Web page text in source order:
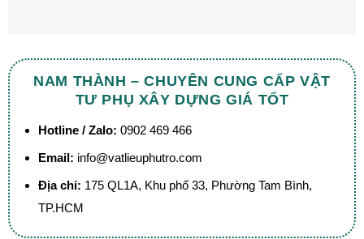
NAM THÀNH – CHUYÊN CUNG CẤP VẬT
TƯ PHỤ XÂY DỰNG GIÁ TỐT
Hotline / Zalo: 0902 469 466
Email: info@vatlieuphutro.com
Địa chỉ: 175 QL1A, Khu phố 33, Phường Tam Bình,
TP.HCM